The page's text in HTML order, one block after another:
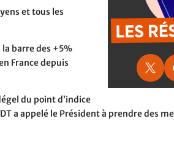

et tous les
barre des +5%
France depuis
du point d’indice
a appelé le Président à prendre des